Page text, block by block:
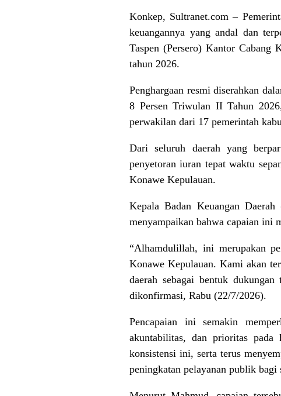
Konkep, Sultranet.com –
keuangannya yang andal dan
Taspen (Persero) Kantor
tahun 2026.
Penghargaan resmi diserahkan
8 Persen Triwulan II Tahun
perwakilan dari 17 pemerintah
Dari seluruh daerah yang
penyetoran iuran tepat waktu
Konawe Kepulauan.
Kepala Badan Keuangan
menyampaikan bahwa capaian ini
“Alhamdulillah, ini merupakan
Konawe Kepulauan. Kami akan
daerah sebagai bentuk
dikonfirmasi, Rabu (22/7/2026).
Pencapaian ini semakin
akuntabilitas, dan prioritas pada
konsistensi ini, serta terus
peningkatan pelayanan publik